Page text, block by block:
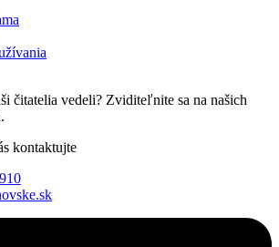
čitatelia vedeli? Zviditeľnite sa na našich
kontaktujte